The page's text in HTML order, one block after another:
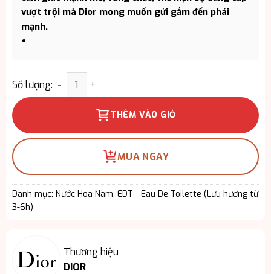
vượt trội mà Dior mong muốn gửi gắm đến phái
mạnh.
Số lượng: Nước hoa Nam Dior Sauvage Parfum chính hãng
THÊM VÀO GIỎ
MUA NGAY
Danh mục: Nước Hoa Nam, EDT - Eau De Toilette (Lưu hương từ
3-6h)
Thương hiệu
DIOR